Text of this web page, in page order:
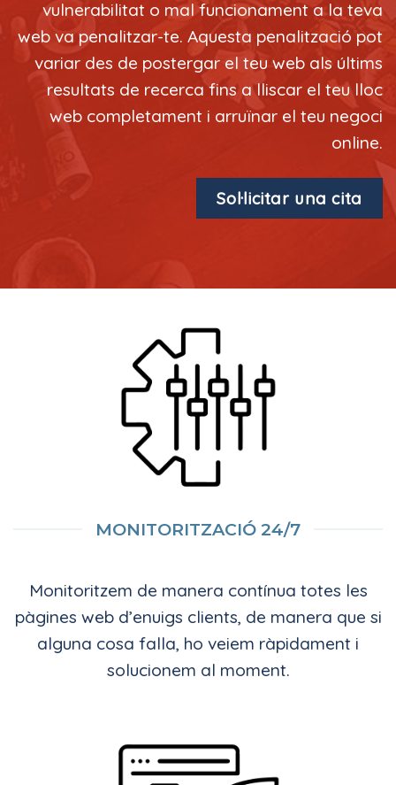
vulnerabilitat o mal funcionament a la teva
web va penalitzar-te. Aquesta penalització pot
variar des de postergar el teu web als últims
resultats de recerca fins a lliscar el teu lloc
web completament i arruïnar el teu negoci
online.
Sol·licitar una cita
MONITORITZACIÓ 24/7
Monitoritzem de manera contínua totes les
pàgines web d’enuigs clients, de manera que si
alguna cosa falla, ho veiem ràpidament i
solucionem al moment.